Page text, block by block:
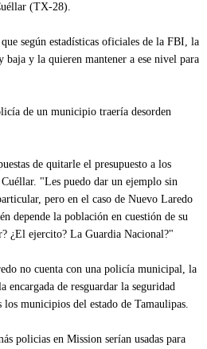
(TX-28).
según estadísticas oficiales de la FBI, la
baja y la quieren mantener a ese nivel para
de un municipio traería desorden
de quitarle el presupuesto a los
"Les puedo dar un ejemplo sin
pero en el caso de Nuevo Laredo
depende la población en cuestión de su
¿El ejercito? La Guardia Nacional?"
no cuenta con una policía municipal, la
encargada de resguardar la seguridad
municipios del estado de Tamaulipas.
policias en Mission serían usadas para